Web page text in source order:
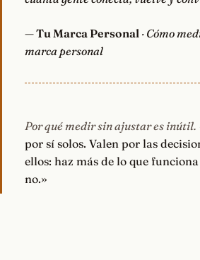
—Tu Marca Personal · Cómo
marca personal
Por qué medir sin ajustar es inútil.
por sí solos. Valen por las
ellos: haz más de lo que
no.»